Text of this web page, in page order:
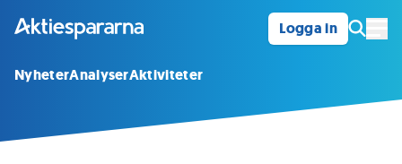
Logga in
NyheterAnalyserAktiviteter